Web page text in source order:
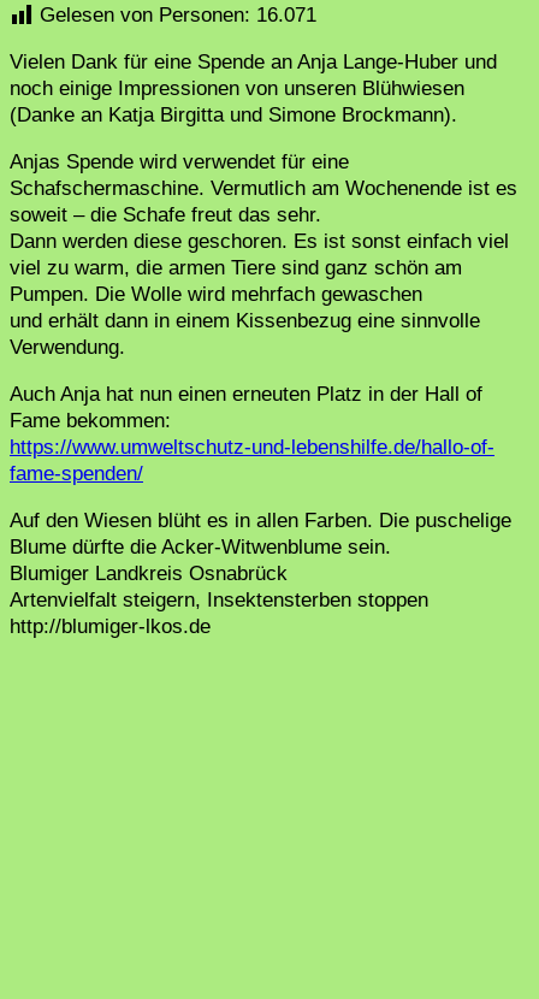
Gelesen von Personen: 16.071
Vielen Dank für eine Spende an Anja Lange-Huber und
noch einige Impressionen von unseren Blühwiesen
(Danke an Katja Birgitta und Simone Brockmann).
Anjas Spende wird verwendet für eine
Schafschermaschine. Vermutlich am Wochenende ist es
soweit – die Schafe freut das sehr.
Dann werden diese geschoren. Es ist sonst einfach viel
viel zu warm, die armen Tiere sind ganz schön am
Pumpen. Die Wolle wird mehrfach gewaschen
und erhält dann in einem Kissenbezug eine sinnvolle
Verwendung.
Auch Anja hat nun einen erneuten Platz in der Hall of
Fame bekommen:
https://www.umweltschutz-und-lebenshilfe.de/hallo-of-
fame-spenden/
Auf den Wiesen blüht es in allen Farben. Die puschelige
Blume dürfte die Acker-Witwenblume sein.
Blumiger Landkreis Osnabrück
Artenvielfalt steigern, Insektensterben stoppen
http://blumiger-lkos.de